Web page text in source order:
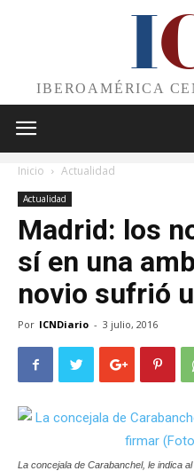
I
IBEROAMÉRICA
Inicio Actualidad
Actualidad
Madrid: los
sí en una
novio sufrió
Por ICNDiario - 3 julio, 2016
La concejala de Carabanchel, le indica